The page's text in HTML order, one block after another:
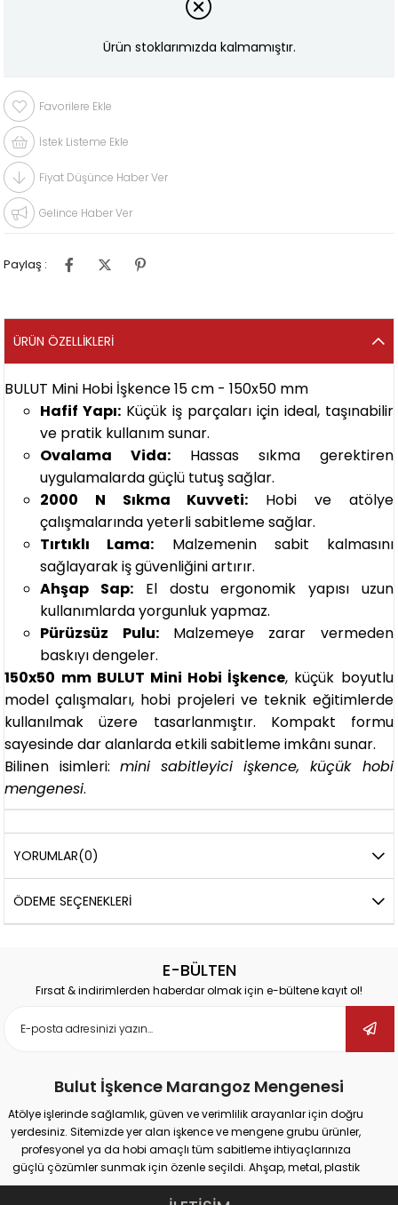
Ürün stoklarımızda kalmamıştır.
Favorilere Ekle
İstek Listeme Ekle
Fiyat Düşünce Haber Ver
Gelince Haber Ver
Paylaş :
ÜRÜN ÖZELLIKLERI
BULUT Mini Hobi İşkence 15 cm - 150x50 mm
Hafif Yapı: Küçük iş parçaları için ideal, taşınabilir
ve pratik kullanım sunar.
Ovalama Vida: Hassas sıkma gerektiren
uygulamalarda güçlü tutuş sağlar.
2000 N Sıkma Kuvveti: Hobi ve atölye
çalışmalarında yeterli sabitleme sağlar.
Tırtıklı Lama: Malzemenin sabit kalmasını
sağlayarak iş güvenliğini artırır.
Ahşap Sap: El dostu ergonomik yapısı uzun
kullanımlarda yorgunluk yapmaz.
Pürüzsüz Pulu:Malzemeye zarar vermeden
baskıyı dengeler.
150x50 mm BULUT Mini Hobi İşkence, küçük boyutlu
model çalışmaları, hobi projeleri ve teknik eğitimlerde
kullanılmak üzere tasarlanmıştır. Kompakt formu
sayesinde dar alanlarda etkili sabitleme imkânı sunar.
Bilinen isimleri: mini sabitleyici işkence, küçük hobi
mengenesi.
YORUMLAR(0)
ÖDEME SEÇENEKLERI
E-BÜLTEN
Fırsat & indirimlerden haberdar olmak için e-bültene kayıt ol!
Bulut İşkence Marangoz Mengenesi
Atölye işlerinde sağlamlık, güven ve verimlilik arayanlar için doğru
yerdesiniz. Sitemizde yer alan işkence ve mengene grubu ürünler,
profesyonel ya da hobi amaçlı tüm sabitleme ihtiyaçlarınıza
güçlü çözümler sunmak için özenle seçildi. Ahşap, metal, plastik
gibi farklı yüzeylerde güvenli tutuş sağlayan ürünlerimiz;